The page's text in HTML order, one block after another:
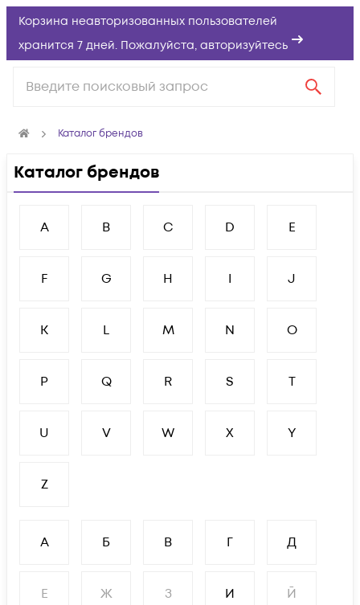
Корзина неавторизованных пользователей
хранится 7 дней. Пожалуйста, авторизуйтесь
Каталог брендов
Каталог брендов
A B C D E
F G H I J
K L M N O
P Q R S T
U V W X Y
Z
А Б В Г Д
Е Ж З И Й